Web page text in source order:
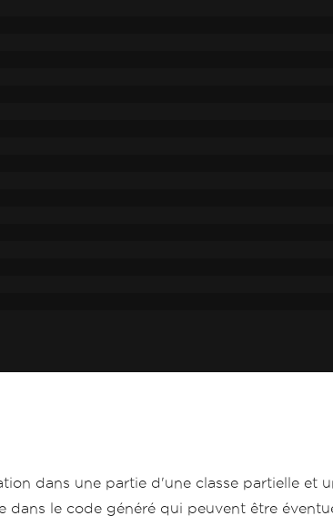
dans une partie d'une classe partielle et
le code généré qui peuvent être